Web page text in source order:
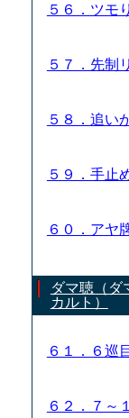
５６．ツモ
５７．先制
５８．追い
５９．手止
６０．アヤ
ダマ聴（ダ
カルト）
６１．６巡
６２．７～